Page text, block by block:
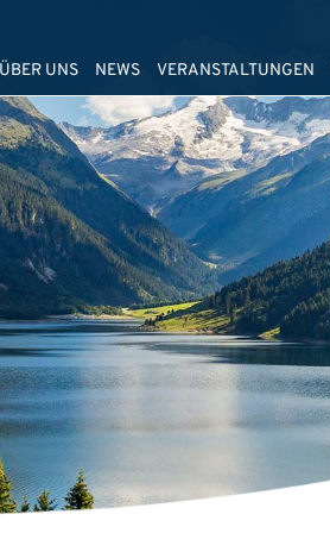
ÜBER UNS NEWS VERANSTALTUNGEN